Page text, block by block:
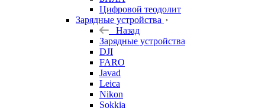
Цифровой теодолит
Зарядные устройства
Назад
Зарядные устройства
DJI
FARO
Javad
Leica
Nikon
Sokkia